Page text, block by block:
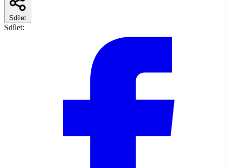
Sdílet
Sdílet: